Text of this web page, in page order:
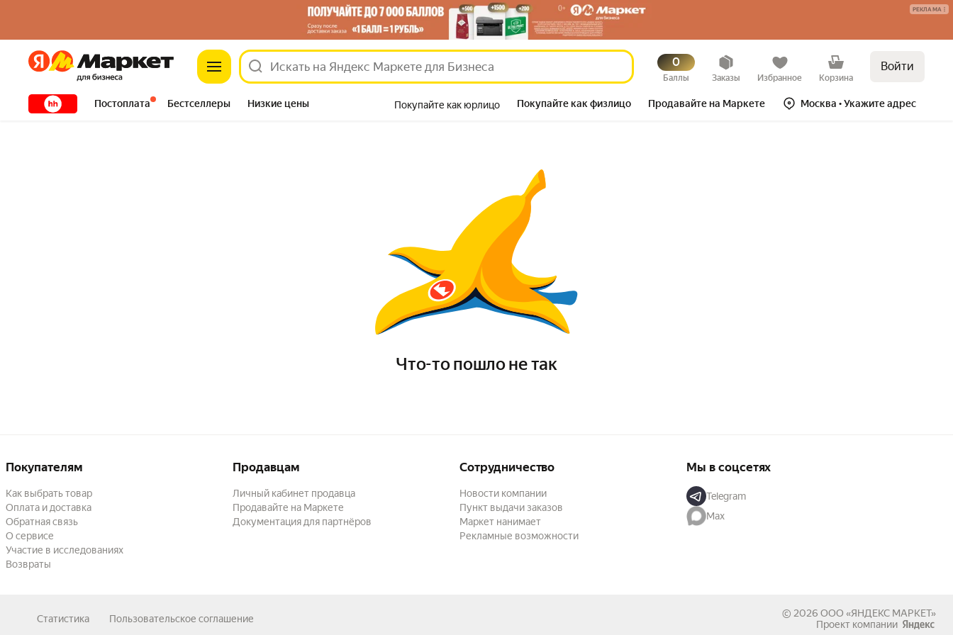
ЯндексЯндекс
0
Баллы Заказы Избранное Корзина
Войти
XXXXX Постоплата Бестселлеры Низкие цены Покупайте как юрлицо Покупайте как физлицо Продавайте на Маркете Москва • Укажите адрес
РЕКЛАМА
Что-то пошло не так
Покупателям
Как выбрать товар
Оплата и доставка
Обратная связь
О сервисе
Участие в исследованиях
Возвраты
Продавцам
Личный кабинет продавца
Продавайте на Маркете
Документация для партнёров
Сотрудничество
Новости компании
Пункт выдачи заказов
Маркет нанимает
Рекламные возможности
Мы в соцсетях
Telegram
Max
Статистика Пользовательское соглашение © 2026 ООО «ЯНДЕКС МАРКЕТ»
Проект компании